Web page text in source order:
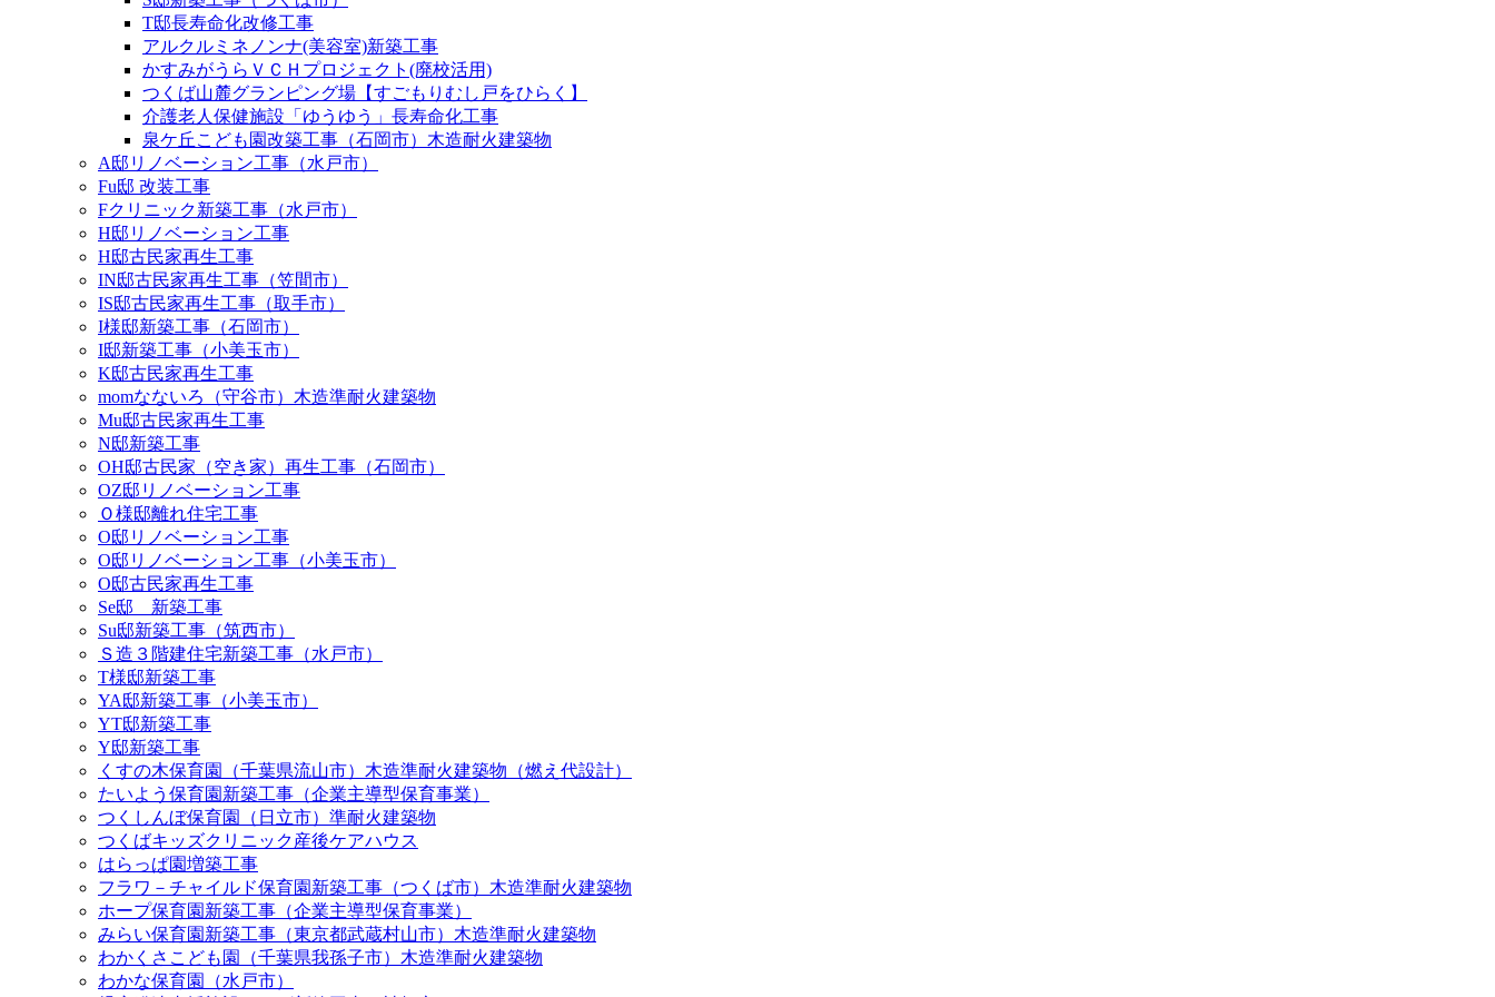
T邸長寿命化改修工事
アルクルミネノンナ(美容室)新築工事
かすみがうらＶＣＨプロジェクト(廃校活用)
つくば山麓グランピング場【すごもりむし戸をひらく】
介護老人保健施設「ゆうゆう」長寿命化工事
泉ケ丘こども園改築工事（石岡市）木造耐火建築物
A邸リノベーション工事（水戸市）
Fu邸 改装工事
Fクリニック新築工事（水戸市）
H邸リノベーション工事
H邸古民家再生工事
IN邸古民家再生工事（笠間市）
IS邸古民家再生工事（取手市）
I様邸新築工事（石岡市）
I邸新築工事（小美玉市）
K邸古民家再生工事
momなないろ（守谷市）木造準耐火建築物
Mu邸古民家再生工事
N邸新築工事
OH邸古民家（空き家）再生工事（石岡市）
OZ邸リノベーション工事
Ｏ様邸離れ住宅工事
O邸リノベーション工事
O邸リノベーション工事（小美玉市）
O邸古民家再生工事
Se邸 新築工事
Su邸新築工事（筑西市）
Ｓ造３階建住宅新築工事（水戸市）
T様邸新築工事
YA邸新築工事（小美玉市）
YT邸新築工事
Y邸新築工事
くすの木保育園（千葉県流山市）木造準耐火建築物（燃え代設計）
たいよう保育園新築工事（企業主導型保育事業）
つくしんぼ保育園（日立市）準耐火建築物
つくばキッズクリニック産後ケアハウス
はらっぱ園増築工事
フラワ－チャイルド保育園新築工事（つくば市）木造準耐火建築物
ホープ保育園新築工事（企業主導型保育事業）
みらい保育園新築工事（東京都武蔵村山市）木造準耐火建築物
わかくさこども園（千葉県我孫子市）木造準耐火建築物
わかな保育園（水戸市）